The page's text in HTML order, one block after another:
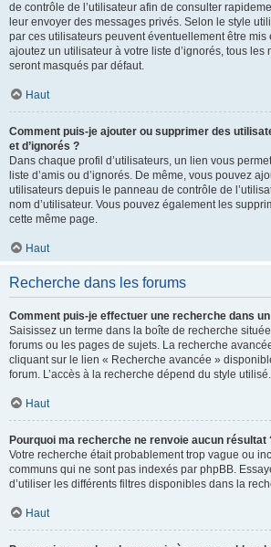
de contrôle de l’utilisateur afin de consulter
leur envoyer des messages privés. Selon le style
par ces utilisateurs peuvent éventuellement être
ajoutez un utilisateur à votre liste d’ignorés, tous les
seront masqués par défaut.
Haut
Comment puis-je ajouter ou supprimer des
et d’ignorés ?
Dans chaque profil d’utilisateurs, un lien vous
liste d’amis ou d’ignorés. De même, vous pouvez
utilisateurs depuis le panneau de contrôle de
nom d’utilisateur. Vous pouvez également les
cette même page.
Haut
Recherche dans les forums
Comment puis-je effectuer une recherche dans
Saisissez un terme dans la boîte de recherche
forums ou les pages de sujets. La recherche
cliquant sur le lien « Recherche avancée »
forum. L’accès à la recherche dépend du style utilisé.
Haut
Pourquoi ma recherche ne renvoie aucun résultat
Votre recherche était probablement trop vague ou
communs qui ne sont pas indexés par phpBB.
d’utiliser les différents filtres disponibles dans la
Haut